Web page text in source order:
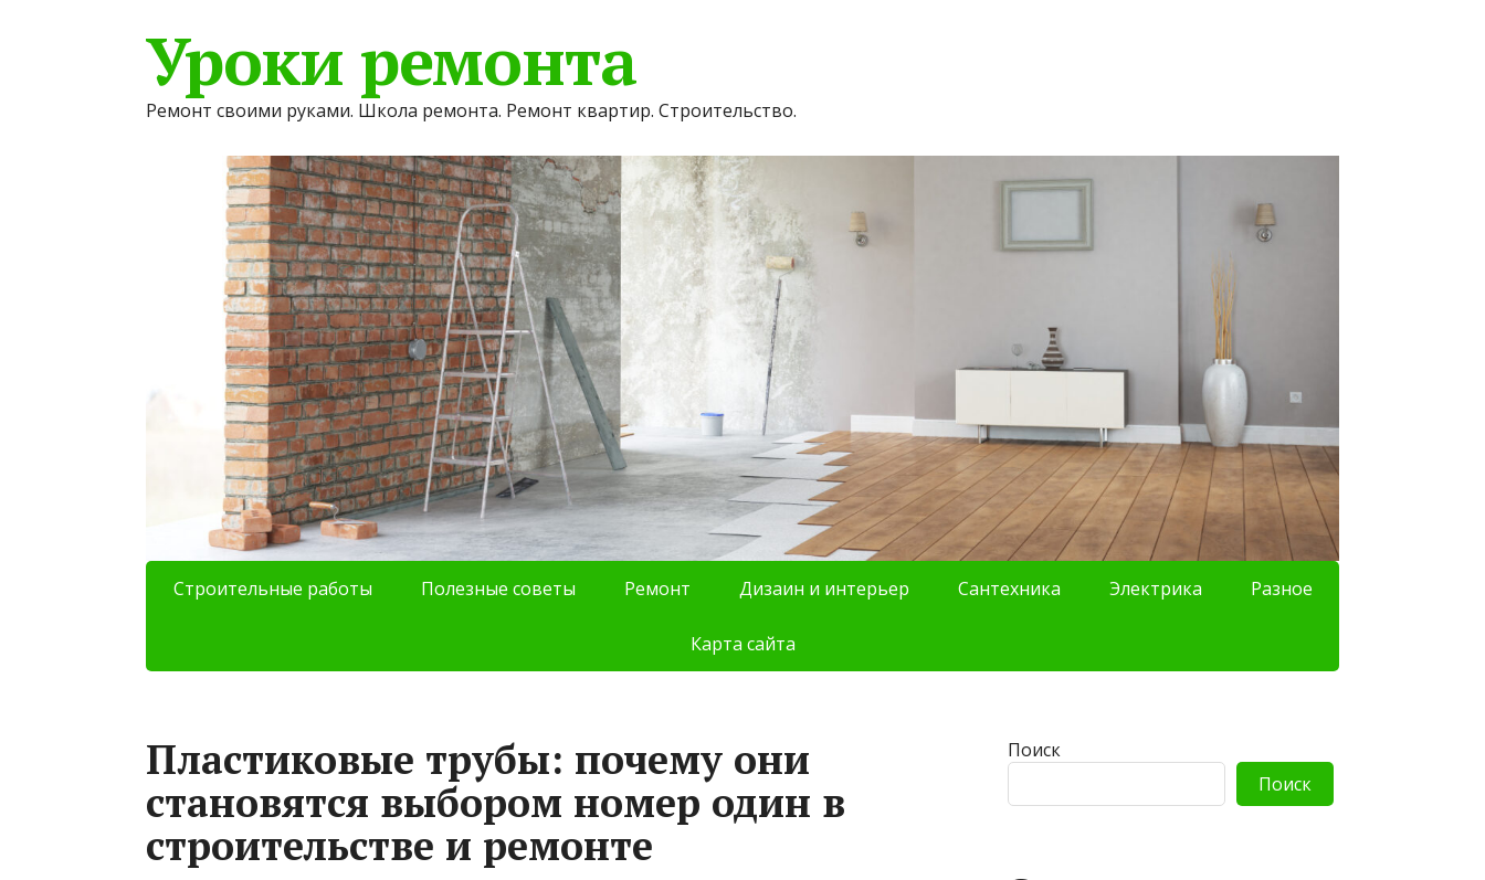
Уроки ремонта
Ремонт своими руками. Школа ремонта. Ремонт квартир. Строительство.
Строительные работы Полезные советы Ремонт Дизаин и интерьер Сантехника Электрика Разное
Карта сайта
Пластиковые трубы: почему они
становятся выбором номер один в
строительстве и ремонте
Поиск
Поиск